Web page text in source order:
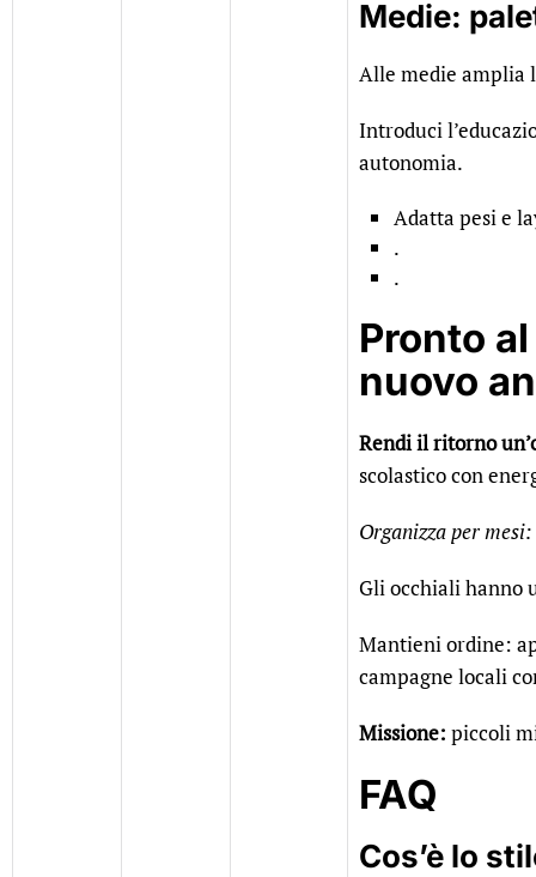
Medie:
Alle medie amplia
Introduci
autonomia.
Adatta pesi e
.
.
Pronto
nuovo
Rendi il ritorno
scolastico con
Organizza per mesi:
Gli occhiali hanno
Mantieni ordine:
campagne locali
Missione: piccoli
FAQ
Cos’è lo